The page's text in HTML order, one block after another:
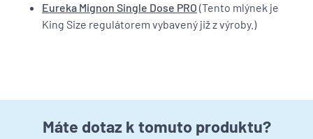
Eureka Mignon Single Dose PRO (Tento mlýnek je
King Size regulátorem vybavený již z výroby.)
Máte dotaz k tomuto produktu?